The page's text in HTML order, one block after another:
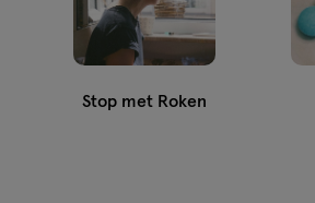
Stop met Roken